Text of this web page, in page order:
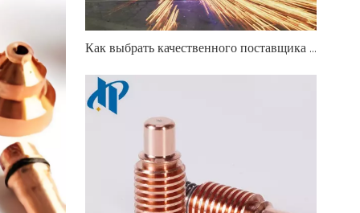
Как выбрать качественного поставщика сопла для плазменной резки на вторичном рынке